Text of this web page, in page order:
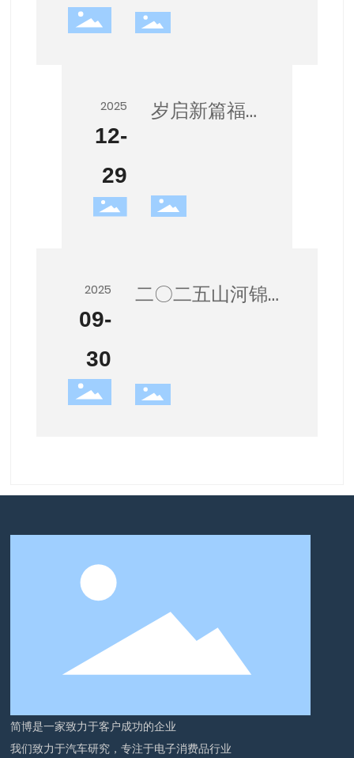
2025
12-
29
岁启新篇福
快乐！
2025
09-
30
二〇二五山河锦
庆快乐！
简博是一家致力于客户成功的企业
我们致力于汽车研究，专注于电子消费品行业